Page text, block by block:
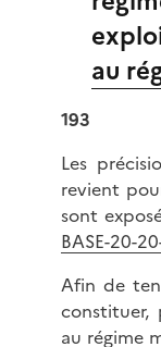
au
193
Les
revient
sont
BASE-20-
Afin de
au régime